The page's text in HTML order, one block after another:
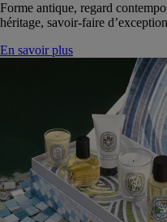
Forme antique, regard
héritage, savoir-faire
En savoir plus